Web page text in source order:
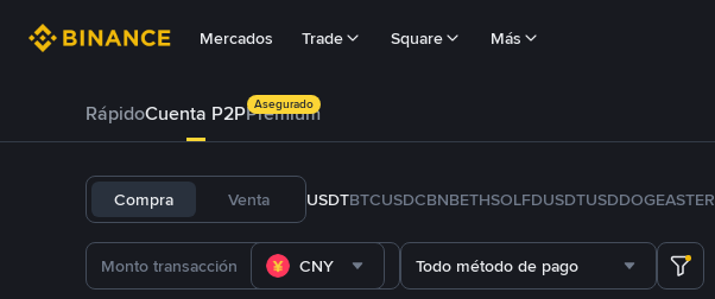
Mercados Trade Square Más
RápidoCuenta P2PPrémium
Asegurado
Compra Venta USDTBTCUSDCBNBETHSOLFDUSDTUSDDOGEASTER
CNY Todo método de pago